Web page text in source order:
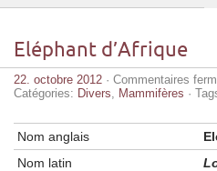
Eléphant d’Afrique
22. octobre 2012 · Commentaires
Catégories: Divers Mammifères ·
Nom anglais
Nom latin